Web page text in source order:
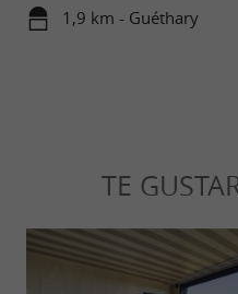
1,9 km - Guéthary
TE